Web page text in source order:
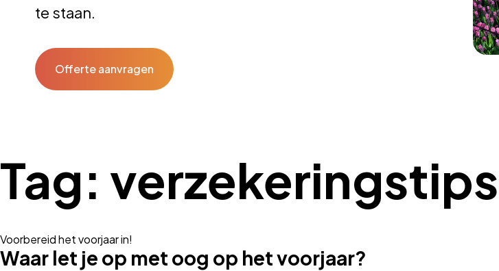
te staan.
Offerte aanvragen
Tag:
Voorbereid het voorjaar in!
Waar let je op met oog op het voorjaar?